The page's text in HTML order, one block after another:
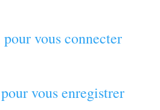
vous connecter
vous enregistrer